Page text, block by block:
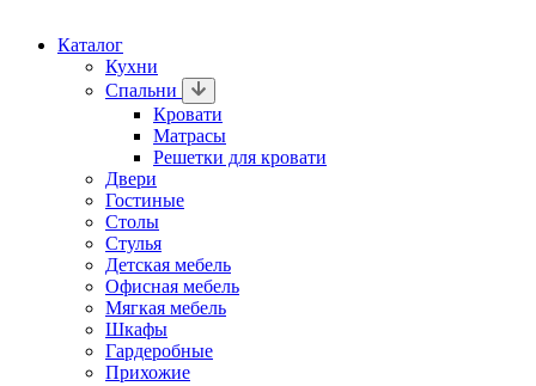
Каталог
Кухни
Спальни
Кровати
Матрасы
Решетки для кровати
Двери
Гостиные
Столы
Стулья
Детская мебель
Офисная мебель
Мягкая мебель
Шкафы
Гардеробные
Прихожие